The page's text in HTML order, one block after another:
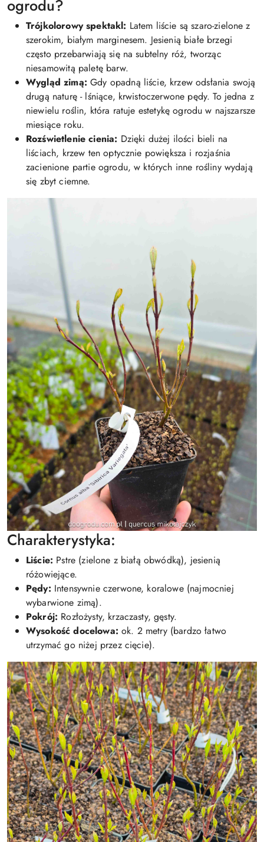
ogrodu?
Trójkolorowy spektakl: Latem liście są szaro-zielone z
szerokim, białym marginesem. Jesienią białe brzegi
często przebarwiają się na subtelny róż, tworząc
niesamowitą paletę barw.
Wygląd zimą: Gdy opadną liście, krzew odsłania swoją
drugą naturę - lśniące, krwistoczerwone pędy. To jedna z
niewielu roślin, która ratuje estetykę ogrodu w najszarsze
miesiące roku.
Rozświetlenie cienia: Dzięki dużej ilości bieli na
liściach, krzew ten optycznie powiększa i rozjaśnia
zacienione partie ogrodu, w których inne rośliny wydają
się zbyt ciemne.
Charakterystyka:
Liście: Pstre (zielone z białą obwódką), jesienią
różowiejące.
Pędy: Intensywnie czerwone, koralowe (najmocniej
wybarwione zimą).
Pokrój: Rozłożysty, krzaczasty, gęsty.
Wysokość docelowa: ok. 2 metry (bardzo łatwo
utrzymać go niżej przez cięcie).